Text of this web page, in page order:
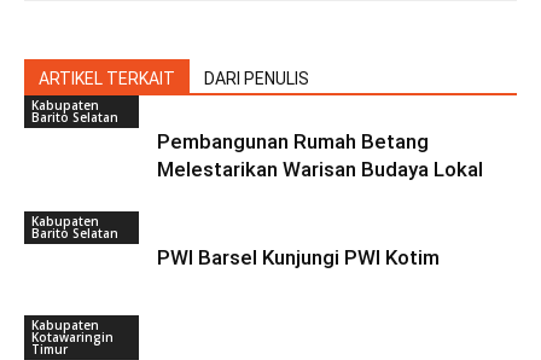
ARTIKEL TERKAIT DARI PENULIS
Kabupaten
Barito Selatan
Pembangunan Rumah Betang
Melestarikan Warisan Budaya Lokal
Kabupaten
Barito Selatan
PWI Barsel Kunjungi PWI Kotim
Kabupaten
Kotawaringin
Timur